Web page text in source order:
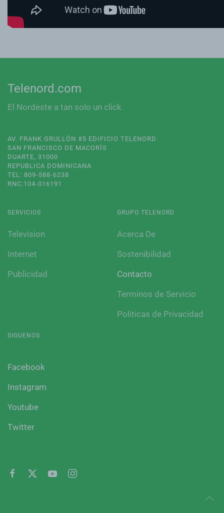
Telenord.com
El Nordeste a tan solo un click
AV. FRANK GRULLÓN #5 EDIFICIO TELENORD
SAN FRANCISCO DE MACORÍS
DUARTE, 31000
REPUBLICA DOMINICANA
TEL: 809-588-6238
RNC:104-016191
SERVICIOS
Television
Internet
Publicidad
GRUPO TELENORD
Acerca De
Sostenibilidad
Contacto
Terminos de Servicio
Politicas de Privacidad
SIGUENOS
Facebook
Instagram
Youtube
Twitter